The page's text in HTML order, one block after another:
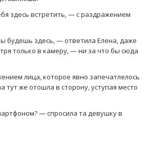
здесь встретить, — с раздражением
будешь здесь, — ответила Елена, даже
только в камеру, — ни за что бы сюда
лица, которое явно запечатлелось
тут же отошла в сторону, уступая место
— спросила та девушку в